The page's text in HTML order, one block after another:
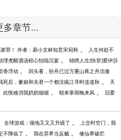
多章节...
罪！ 作者：易小文林知意宋宛秋 、 人生何处不
理煮醒酒汤程心怡陆沉宴 、 锦绣人生[快穿]爱伊莎
香浮动 、 回头看，轻舟已过万重山蒋之舟沈傲
死后，爹娘和夫君一个都没疯江寻时连道秋 、 天
此恨难消我奶奶烟烟 、 朝来寒雨晚来风 、 旧爱
全球游戏：领地又又又升级了 、 上交时空门，我
不降临了 、 我在异界当反贼 、 修仙界破烂